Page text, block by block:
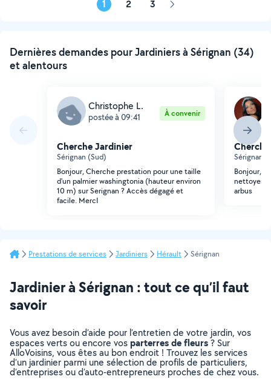
1 2 3 Page
Dernières demandes pour Jardiniers à Sérignan (34)
et alentours
Christophe L.
postée à 09:41 À convenir
Cherche Jardinier
Sérignan (Sud)
Bonjour, Cherche prestation pour une taille
d'un palmier washingtonia (hauteur environ
10 m) sur Serignan ? Accès dégagé et
facile. MercI
Sérignan
Bonjour,
nettoyer
arbus
Prestations de services Jardiniers Hérault Sérignan
Jardinier à Sérignan : tout ce qu’il faut
savoir
Vous avez besoin d’aide pour l’entretien de votre jardin, vos
espaces verts ou encore vosparterres de fleurs? Sur
AlloVoisins, vous êtes au bon endroit ! Trouvez les services
d’un jardinier parmi une sélection de profils de particuliers,
d’entreprises ou d’auto-entrepreneurs proches de chez vous.